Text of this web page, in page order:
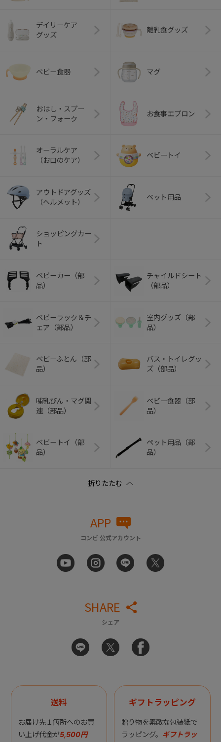
デイリーケア
グッズ
離乳食グッズ
ベビー食器 マグ
おはし・スプー
ン・フォーク
お食事エプロン
オーラルケア
（お口のケア）
ベビートイ
アウトドアグッズ
（ヘルメット）
ペット用品
ショッピングカー
ト
ベビーカー（部
品）
チャイルドシート
（部品）
ベビーラック＆チ
ェア（部品）
室内グッズ（部
品）
ベビーふとん（部
品）
バス・トイレグッ
ズ（部品）
哺乳びん・マグ関
連（部品）
ベビー食器（部
品）
ベビートイ（部
品）
ペット用品（部
品）
APP
コンビ 公式アカウント
SHARE
シェア
送料
お届け先１箇所へのお買
い上げ代金が5,500円
ギフトラッピング
贈り物を素敵な包装紙で
ラッピング。 ギフトラッ